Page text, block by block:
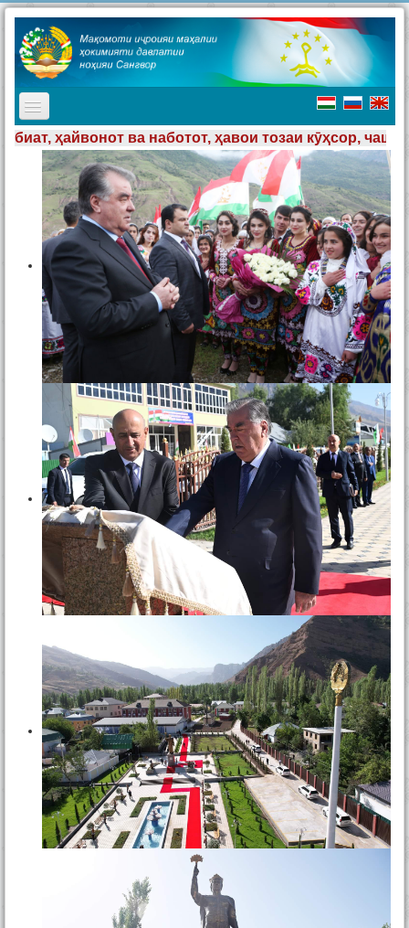
TPL_PROTOSTAR_TOGGLE_MENU
Асосӣ
Мақомоти иҷроия
Таърих
Ҷашнҳо дар ноҳия
Ташриф ба ноҳия
Туризм
Хабарҳо
Наворҳо
Тамос
ҳавои тозаи кӯҳсор, чашмаҳои шаффоф,